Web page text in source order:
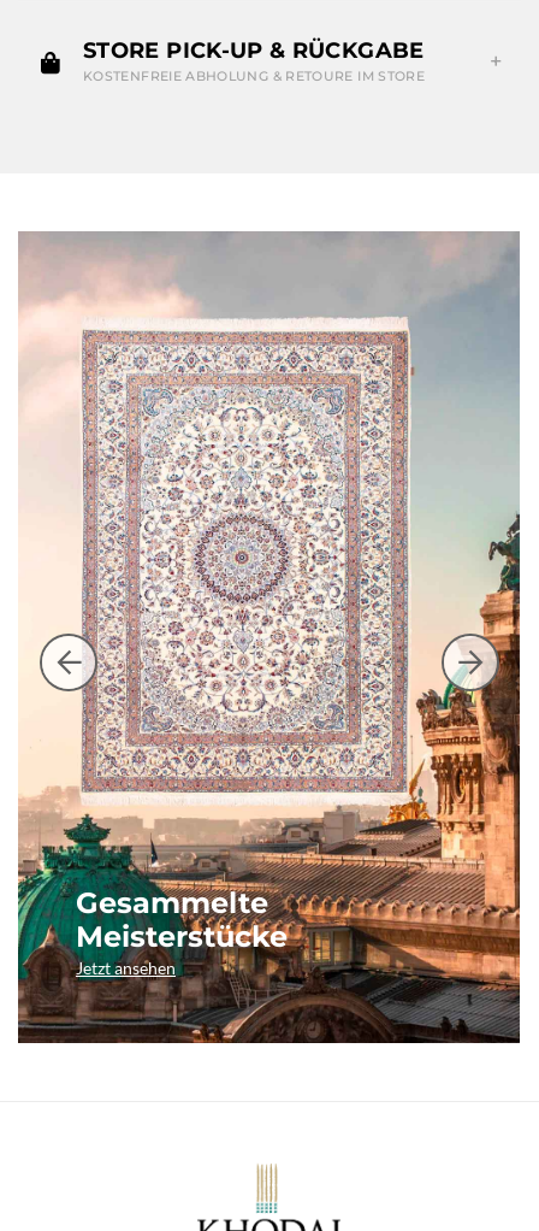
STORE PICK-UP & RÜCKGABE
KOSTENFREIE ABHOLUNG & RETOURE IM STORE
Gesammelte
Meisterstücke
Jetzt ansehen